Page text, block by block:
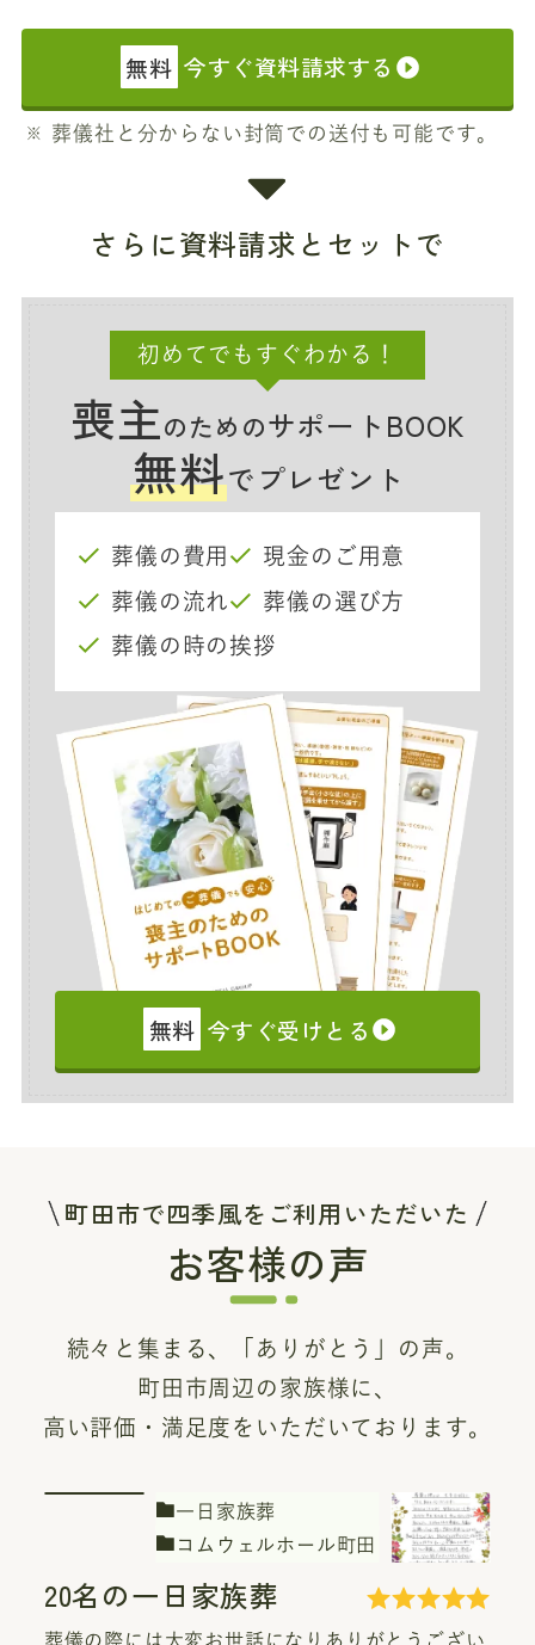
無料 今すぐ資料請求する
葬儀社と分からない封筒での送付も可能です。
さらに資料請求とセットで
初めてでもすぐわかる！
喪主のためのサポートBOOK
無料でプレゼント
葬儀の費用
現金のご用意
葬儀の流れ
葬儀の選び方
葬儀の時の挨拶
無料 今すぐ受けとる
町田市で四季風をご利用いただいた
お客様の声
続々と集まる、「ありがとう」の声。
町田市周辺の家族様に、
高い評価・満足度をいただいております。
家族葬の四季風 鶴川
二日家族葬
40名の二日家族葬
当日のスタッフの方々の対応は気持ち良かっ